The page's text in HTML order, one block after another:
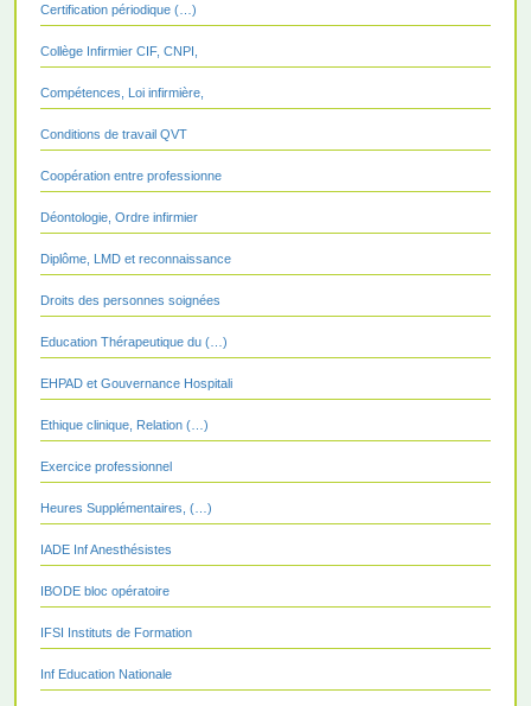
Certification périodique (…)
Collège Infirmier CIF, CNPI,
Compétences, Loi infirmière,
Conditions de travail QVT
Coopération entre professionne
Déontologie, Ordre infirmier
Diplôme, LMD et reconnaissance
Droits des personnes soignées
Education Thérapeutique du (…)
EHPAD et Gouvernance Hospitali
Ethique clinique, Relation (…)
Exercice professionnel
Heures Supplémentaires, (…)
IADE Inf Anesthésistes
IBODE bloc opératoire
IFSI Instituts de Formation
Inf Education Nationale